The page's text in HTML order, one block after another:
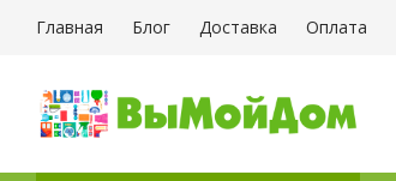
Главная Блог Доставка Оплата